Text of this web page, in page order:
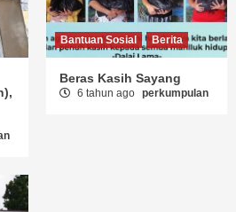
Bantuan Sosial Berita
Beras Kasih Sayang
6 tahun ago perkumpulan